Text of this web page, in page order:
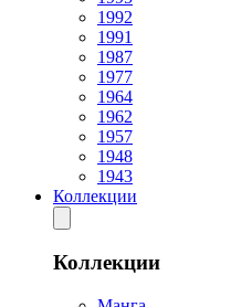
1992
1991
1987
1977
1964
1962
1957
1948
1943
Коллекции
Коллекции